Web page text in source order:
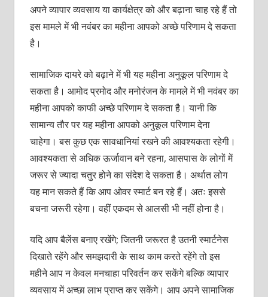
अपने व्यापार व्यवसाय या कार्यक्षेत्र को और बढ़ाना चाह रहे हैं तो
इस मामले में भी नवंबर का महीना आपको अच्छे परिणाम दे सकता
है।
सामाजिक दायरे को बढ़ाने में भी यह महीना अनुकूल परिणाम दे
सकता है। आमोद प्रमोद और मनोरंजन के मामले में भी नवंबर का
महीना आपको काफी अच्छे परिणाम दे सकता है। यानी कि
सामान्य तौर पर यह महीना आपको अनुकूल परिणाम देना
चाहेगा। बस कुछ एक सावधानियां रखने की आवश्यकता रहेगी।
आवश्यकता से अधिक ऊर्जावान बने रहना, आसपास के लोगों में
जरूर से ज्यादा चतुर होने का संदेश दे सकता है। अर्थात लोग
यह मान सकते हैं कि आप ओवर स्मार्ट बन रहे हैं। अतः इससे
बचना जरूरी रहेगा। वहीं एकदम से आलसी भी नहीं होना है।
यदि आप बैलेंस बनाए रखेंगे; जितनी जरूरत है उतनी स्मार्टनेस
दिखाते रहेंगे और समझदारी के साथ काम करते रहेंगे तो इस
महीने आप न केवल मनचाहा परिवर्तन कर सकेंगे बल्कि व्यापार
व्यवसाय में अच्छा लाभ प्राप्त कर सकेंगे। आप अपने सामाजिक